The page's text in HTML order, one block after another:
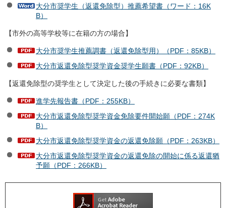
大分市奨学生（返還免除型）推薦希望書（ワード：16K
B）
【市外の高等学校等に在籍の方の場合】
大分市奨学生推薦調書（返還免除型用）（PDF：85KB）
大分市返還免除型奨学資金奨学生願書（PDF：92KB）
【返還免除型の奨学生として決定した後の手続きに必要な書類】
進学先報告書（PDF：255KB）
大分市返還免除型奨学資金免除要件開始願（PDF：274K
B）
大分市返還免除型奨学資金の返還免除願（PDF：263KB）
大分市返還免除型奨学資金の返還免除の開始に係る返還猶
予願（PDF：266KB）